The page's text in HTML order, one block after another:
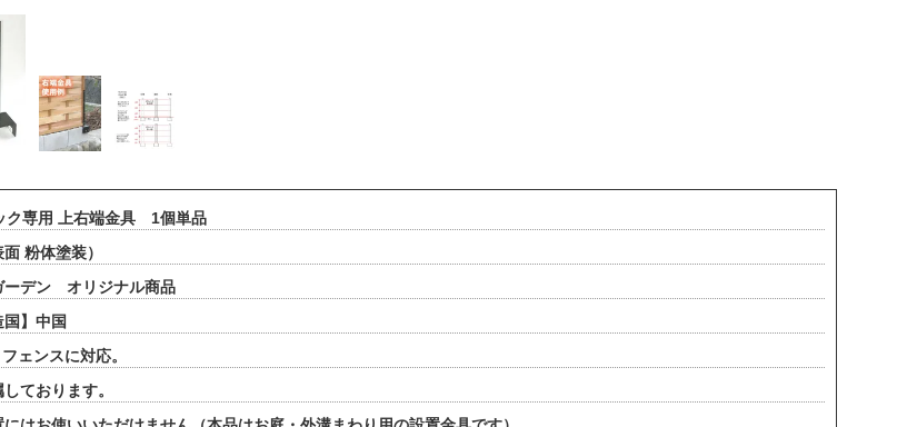
専用 上右端金具 1個単品
粉体塗装）
ーデン オリジナル商品
】中国
ェンスに対応。
ております。